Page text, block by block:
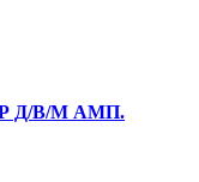
Д/В/М АМП.